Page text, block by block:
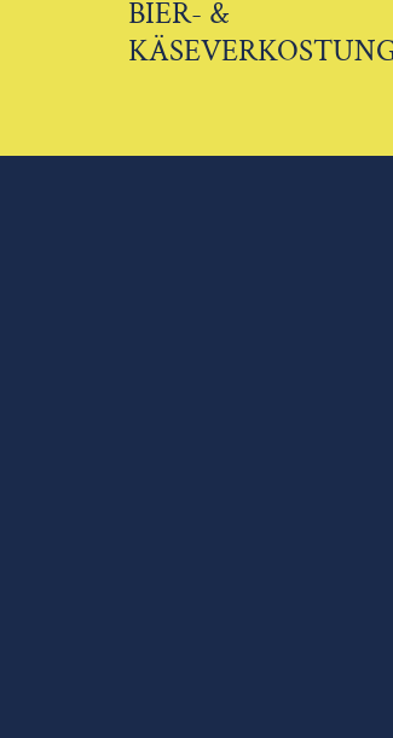
BIER- &